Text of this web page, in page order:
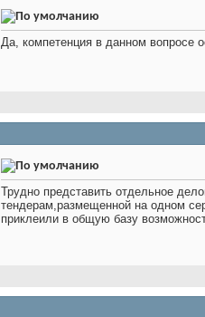
Да, компетенция в данном вопросе
Трудно представить отдельное
тендерам,размещенной на одном
приклеили в общую базу